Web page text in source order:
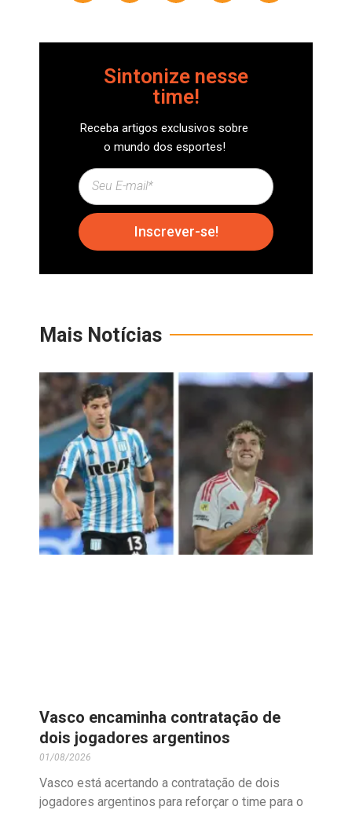
Sintonize nesse
time!
Receba artigos exclusivos sobre
o mundo dos esportes!
Inscrever-se!
Mais Notícias
Vasco encaminha contratação de
dois jogadores argentinos
01/08/2026
Vasco está acertando a contratação de dois
jogadores argentinos para reforçar o time para o